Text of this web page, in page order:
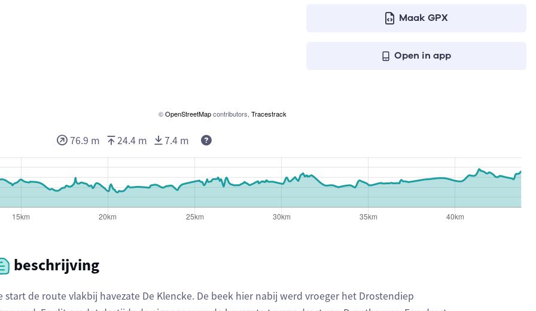
©OpenStreetMapcontributors, Tracestrack
Maak GPX
Open in app
76.9 m 24.4 m 7.4 m
beschrijving
start de route vlakbij havezate De Klencke. De beek hier nabij werd vroeger het Drostendiep